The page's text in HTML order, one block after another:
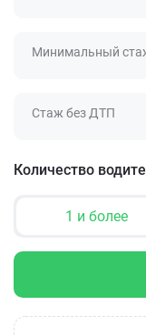
Минимальный
Стаж без ДТП
Количество
1 и более